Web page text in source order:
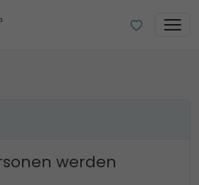
werden